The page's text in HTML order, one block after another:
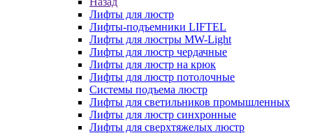
Лифты для люстр
Лифты-подъемники LIFTEL
Лифты для люстры MW-Light
Лифты для люстр чердачные
Лифты для люстр на крюк
Лифты для люстр потолочные
Системы подъема люстр
Лифты для светильников промышленных
Лифты для люстр синхронные
Лифты для сверхтяжелых люстр